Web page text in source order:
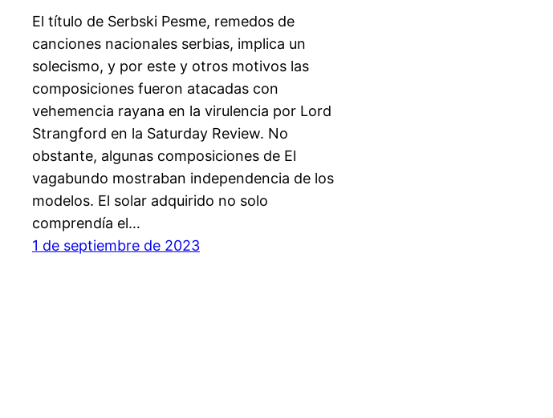
El título de Serbski Pesme, remedos de
canciones nacionales serbias, implica un
solecismo, y por este y otros motivos las
composiciones fueron atacadas con
vehemencia rayana en la virulencia por Lord
Strangford en la Saturday Review. No
obstante, algunas composiciones de El
vagabundo mostraban independencia de los
modelos. El solar adquirido no solo
comprendía el…
1 de septiembre de 2023